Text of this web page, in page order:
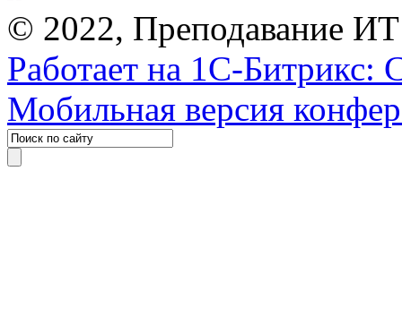
© 2022, Преподавание
Работает на 1С-Битрикс:
Мобильная версия